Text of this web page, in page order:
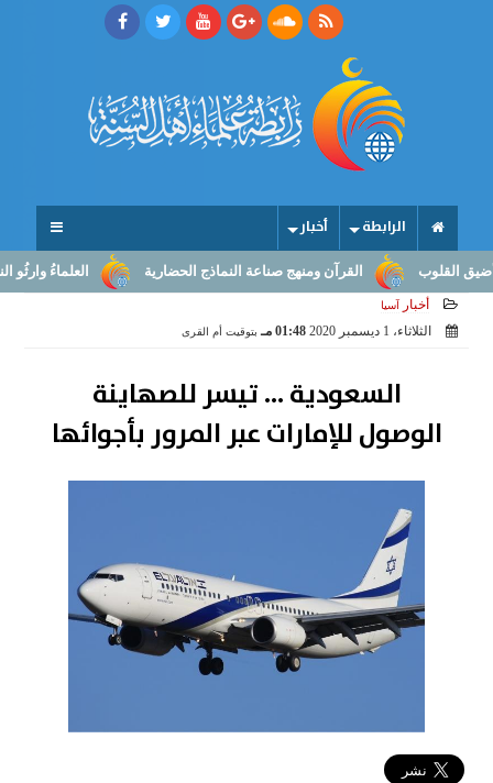
الرابطة أخبار
العلماءُ وارثُو النبوّة: القرآن ومنهج صناعة النماذج الحضارية
أخبار آسيا
الثلاثاء، 1 ديسمبر 2020 01:48 مـ بتوقيت أم القرى
السعودية ... تيسر للصهاينة
الوصول للإمارات عبر المرور بأجوائها